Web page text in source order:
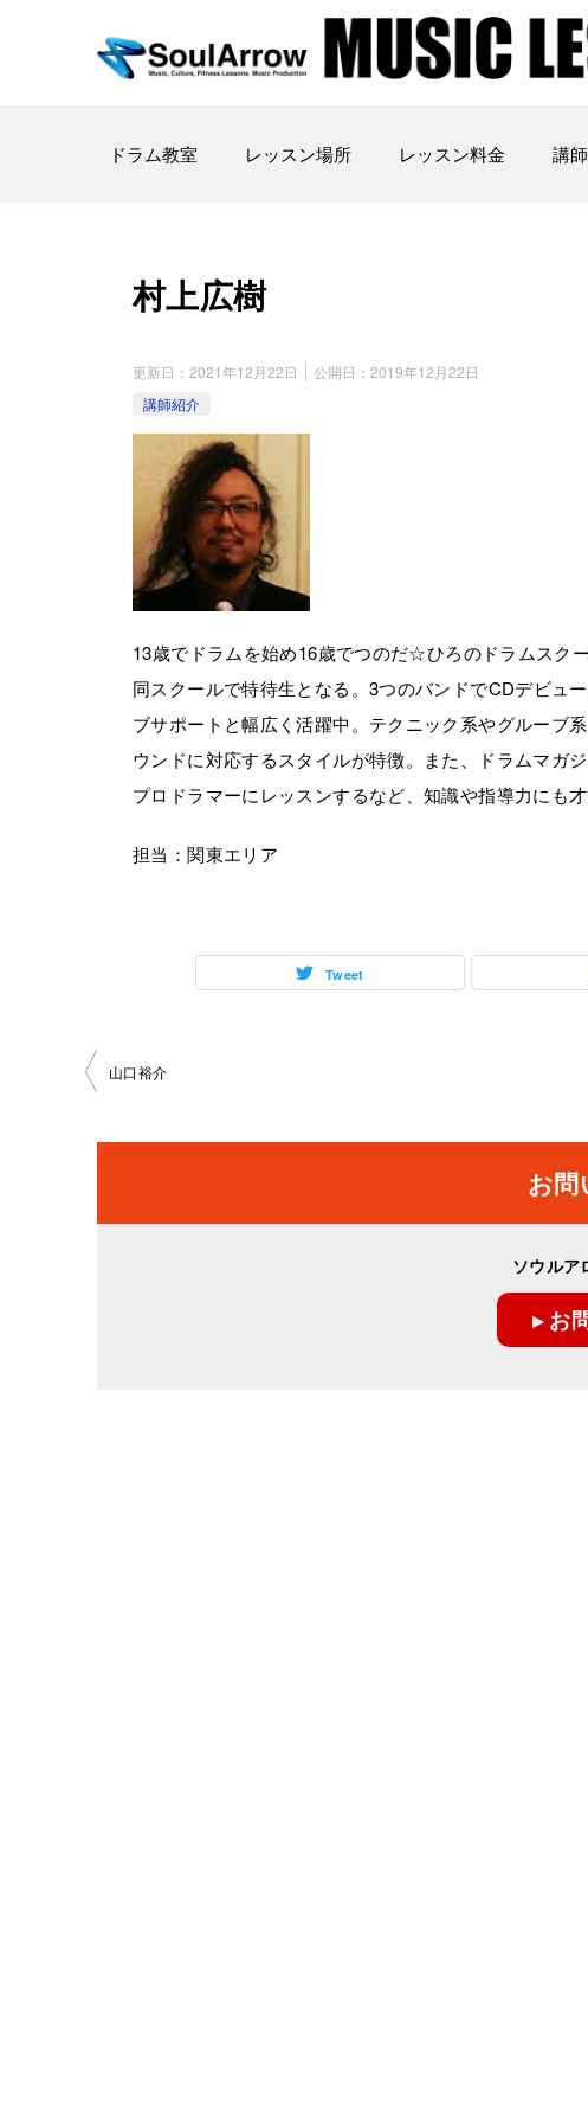
ドラム教室 レッスン場所 レッスン料金 講
村上広樹
更新日： 2021年12月22日 公開日： 2019年12月22日
講師紹介
13歳でドラムを始め16歳でつのだ☆ひろのドラムスク
同スクールで特待生となる。3つのバンドでCDデビュ
ブサポートと幅広く活躍中。テクニック系やグルーブ
ウンドに対応するスタイルが特徴。また、ドラムマガ
プロドラマーにレッスンするなど、知識や指導力にも才
担当：関東エリア
Tweet
投
ビ
山口裕介
お問
ソウルア
▸ お